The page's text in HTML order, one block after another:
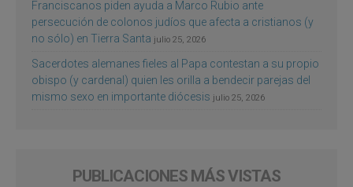
Franciscanos piden ayuda a Marco Rubio ante
persecución de colonos judíos que afecta a cristianos (y
no sólo) en Tierra Santa julio 25, 2026
Sacerdotes alemanes fieles al Papa contestan a su propio
obispo (y cardenal) quien les orilla a bendecir parejas del
mismo sexo en importante diócesis julio 25, 2026
PUBLICACIONES MÁS VISTAS